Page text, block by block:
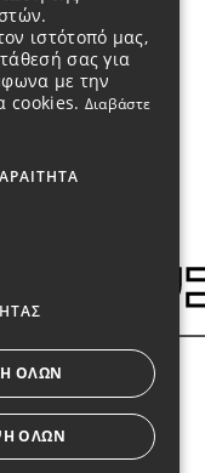
170612008000
ιστότοπό μας,
σας για
με την
cookies. Διαβάστε
ΌΛΩΝ
ΌΛΩΝ